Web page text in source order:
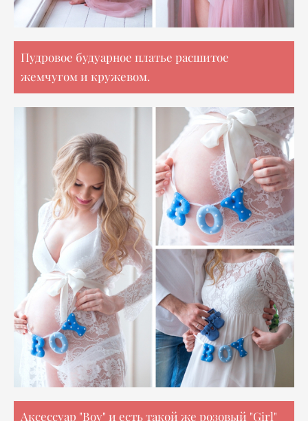
Пудровое будуарное платье расшитое
жемчугом и кружевом.
Аксессуар "Boy" и есть такой же розовый "Girl"